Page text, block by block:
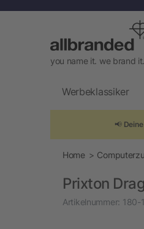
you name it. we brand it.
Werbeklassiker
📢
Home
Prixton
Artikelnummer: 180-